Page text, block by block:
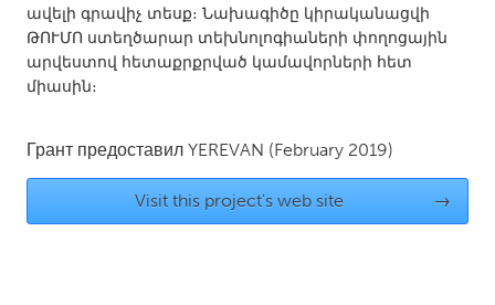
UNITED KINGDOM
Glasgow
Ann Arbor, MI
Austin, TX
Baltimore, MD
Boston, MA
Burlingame-San Mateo, CA
Cass Clay
ավելի գրավիչ տեսք։ Նախագիծը կիրականացվի
ԹՈՒՄՈ ստեղծարար տեխնոլոգիաների փողոցային
արվեստով հետաքրքրված կամավորների հետ
միասին։
Грант предоставил YEREVAN (February 2019)
Visit this project's web site →